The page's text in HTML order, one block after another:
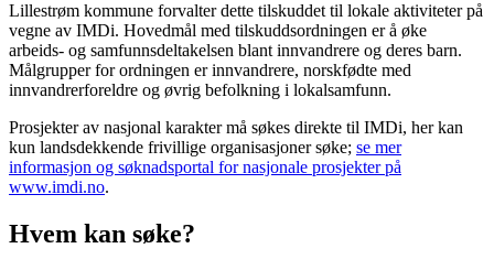
Lillestrøm kommune forvalter dette tilskuddet til lokale aktiviteter på
vegne av IMDi. Hovedmål med tilskuddsordningen er å øke
arbeids- og samfunnsdeltakelsen blant innvandrere og deres barn.
Målgrupper for ordningen er innvandrere, norskfødte med
innvandrerforeldre og øvrig befolkning i lokalsamfunn.
Prosjekter av nasjonal karakter må søkes direkte til IMDi, her kan
kun landsdekkende frivillige organisasjoner søke; se mer
informasjon og søknadsportal for nasjonale prosjekter på
www.imdi.no.
Hvem kan søke?